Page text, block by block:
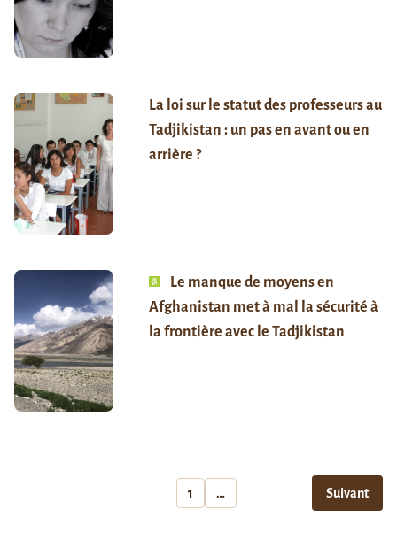
La loi sur le statut des professeurs au
Tadjikistan : un pas en avant ou en
arrière ?
Le manque de moyens en
Afghanistan met à mal la sécurité à
la frontière avec le Tadjikistan
1 … Suivant